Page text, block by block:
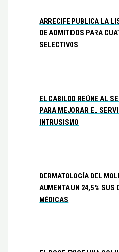
ARRECIFE PUBLICA LA
DE ADMITIDOS PARA
SELECTIVOS
EL CABILDO REÚNE AL
PARA MEJORAR EL
INTRUSISMO
DERMATOLOGÍA DEL
AUMENTA UN 24,5 % SUS
MÉDICAS